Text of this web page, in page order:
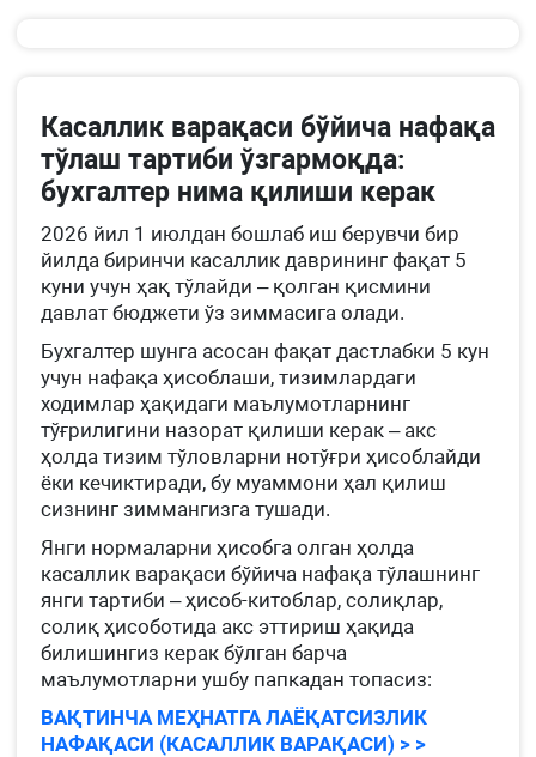
Касаллик варақаси бўйича нафақа
тўлаш тартиби ўзгармоқда:
бухгалтер нима қилиши керак
2026 йил 1 июлдан бошлаб иш берувчи бир
йилда биринчи касаллик даврининг фақат 5
куни учун ҳақ тўлайди – қолган қисмини
давлат бюджети ўз зиммасига олади.
Бухгалтер шунга асосан фақат дастлабки 5 кун
учун нафақа ҳисоблаши, тизимлардаги
ходимлар ҳақидаги маълумотларнинг
тўғрилигини назорат қилиши керак – акс
ҳолда тизим тўловларни нотўғри ҳисоблайди
ёки кечиктиради, бу муаммони ҳал қилиш
сизнинг зиммангизга тушади.
Янги нормаларни ҳисобга олган ҳолда
касаллик варақаси бўйича нафақа тўлашнинг
янги тартиби – ҳисоб-китоблар, солиқлар,
солиқ ҳисоботида акс эттириш ҳақида
билишингиз керак бўлган барча
маълумотларни ушбу папкадан топасиз:
ВАҚТИНЧА МЕҲНАТГА ЛАЁҚАТСИЗЛИК
НАФАҚАСИ (КАСАЛЛИК ВАРАҚАСИ) > >